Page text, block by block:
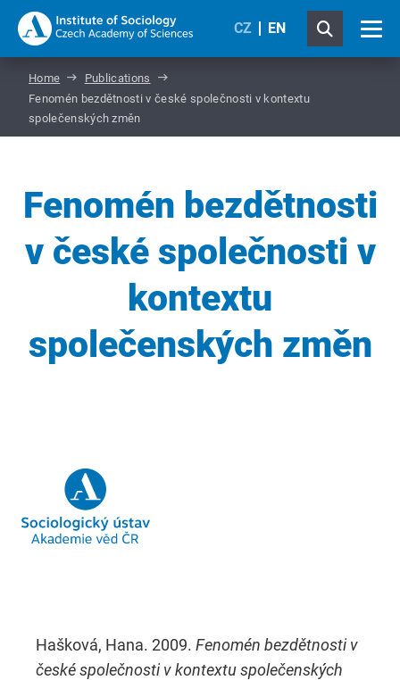
CZ EN
Home
Publications
Fenomén bezdětnosti v české společnosti v kontextu
společenských změn
Fenomén bezdětnosti
v české společnosti v
kontextu
společenských změn
Hašková, Hana. 2009. Fenomén bezdětnosti v
české společnosti v kontextu společenských